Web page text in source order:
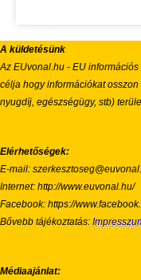
A küldetésünk
Az EUvonal.hu - EU
célja hogy információkat
nyugdíj, egészségügy, stb)
Elérhetőségek:
E-mail:
Internet: http://www.euvonal.hu/
Facebook: https://
Bővebb tájékoztatás:
Médiaajánlat: